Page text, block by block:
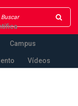
Campus
Vídeos